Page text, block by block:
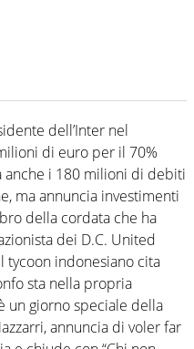
dell’Inter nel
di euro per il 70%
anche i 180 milioni di debiti
ma annuncia investimenti
della cordata che ha
dei D.C. United
tycoon indonesiano cita
sta nella propria
un giorno speciale della
annuncia di voler far